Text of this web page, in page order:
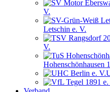
V.
Letschin e. V.
V.
Hohenschönhausen